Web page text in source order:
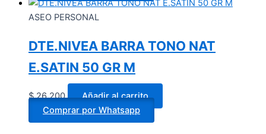
ASEO PERSONAL
DTE.NIVEA BARRA TONO NAT
E.SATIN 50 GR M
$26.200
Añadir al carrito
Comprar por Whatsapp